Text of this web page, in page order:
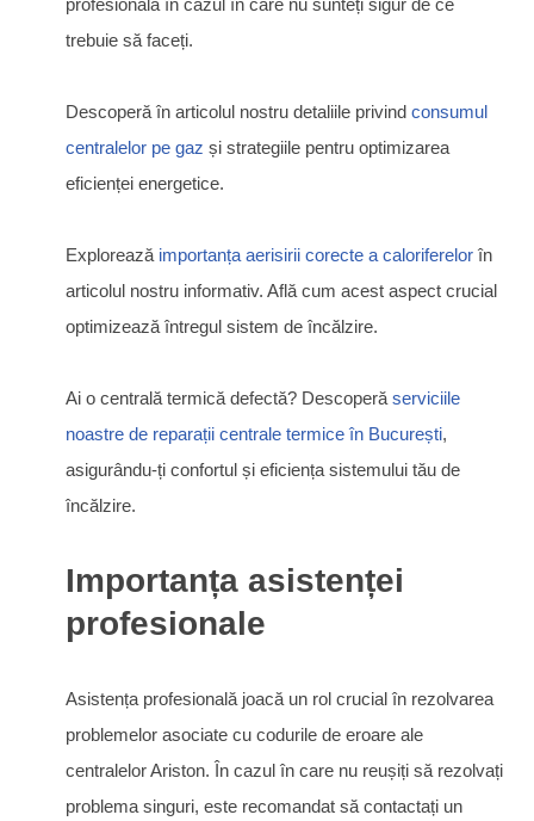
profesională în cazul în care nu sunteți sigur de ce
trebuie să faceți.
Descoperă în articolul nostru detaliile privind consumul
centralelor pe gaz și strategiile pentru optimizarea
eficienței energetice.
Explorează importanța aerisirii corecte a caloriferelor în
articolul nostru informativ. Află cum acest aspect crucial
optimizează întregul sistem de încălzire.
Ai o centrală termică defectă? Descoperă serviciile
noastre de reparații centrale termice în București,
asigurându-ți confortul și eficiența sistemului tău de
încălzire.
Importanța asistenței
profesionale
Asistența profesională joacă un rol crucial în rezolvarea
problemelor asociate cu codurile de eroare ale
centralelor Ariston. În cazul în care nu reușiți să rezolvați
problema singuri, este recomandat să contactați un